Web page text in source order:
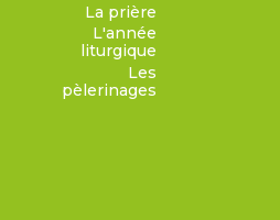
La prière
L'année
liturgique
Les
pèlerinages